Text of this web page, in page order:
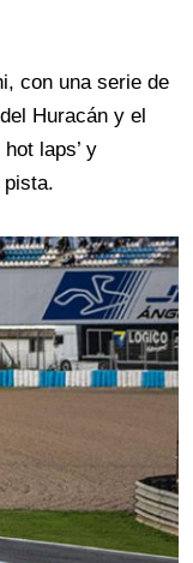
con una serie de
Huracán y el
laps’ y